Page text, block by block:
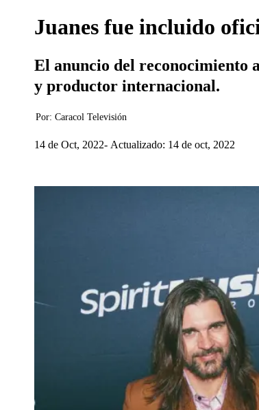
Juanes fue incluido
El anuncio del reconocimiento
y productor internacional.
Por: Caracol Televisión
14 de Oct, 2022 Actualizado: 14 de oct, 2022